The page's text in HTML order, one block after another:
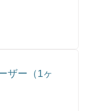
ザー（1ヶ